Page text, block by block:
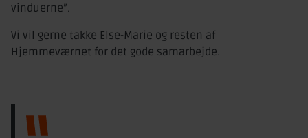
vinduerne”.
Vi vil gerne takke Else-Marie og resten af
Hjemmeværnet for det gode samarbejde.